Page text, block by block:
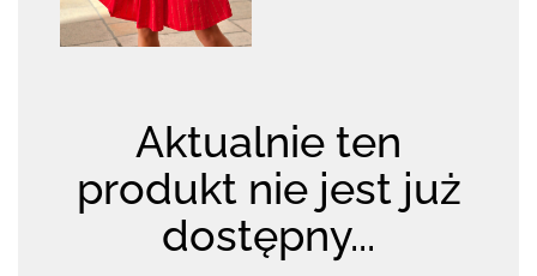
Aktualnie ten
produkt nie jest już
dostępny...